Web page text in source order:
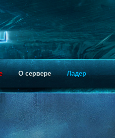
О сервере Ладер